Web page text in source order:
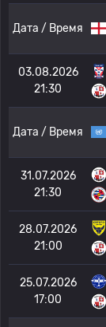
Дата / Время
03.08.2026
21:30
Дата / Время
31.07.2026
21:30
28.07.2026
21:00
25.07.2026
17:00